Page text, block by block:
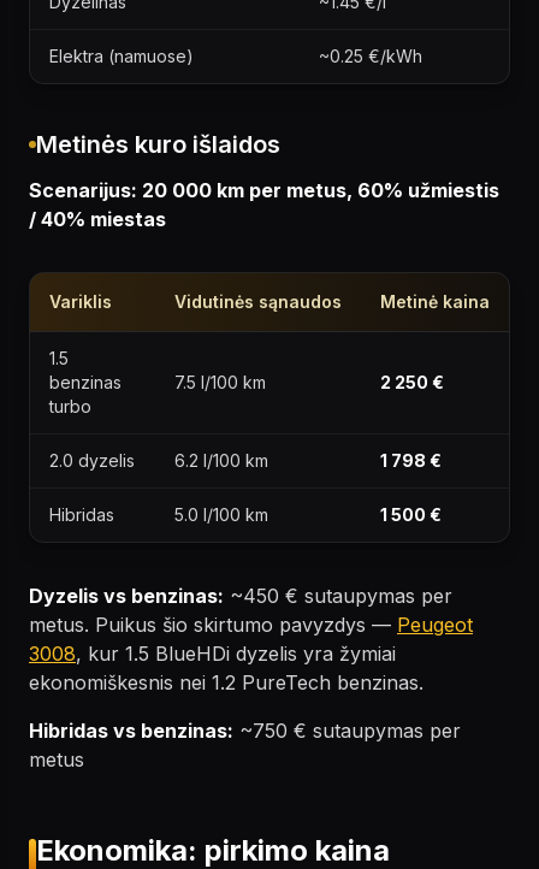
Elektra (namuose) ~0.25 €/kWh
Metinės kuro išlaidos
Scenarijus: 20 000 km per metus, 60% užmiestis
/ 40% miestas
Variklis Vidutinės sąnaudos Metinė kaina
1.5
benzinas
turbo
7.5 l/100 km 2 250 €
2.0 dyzelis 6.2 l/100 km 1 798 €
Hibridas 5.0 l/100 km 1 500 €
Dyzelis vs benzinas: ~450 € sutaupymas per
metus. Puikus šio skirtumo pavyzdys — Peugeot
3008, kur 1.5 BlueHDi dyzelis yra žymiai
ekonomiškesnis nei 1.2 PureTech benzinas.
Hibridas vs benzinas: ~750 € sutaupymas per
metus
Ekonomika: pirkimo kaina